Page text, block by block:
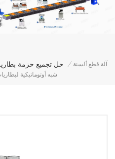
حل تجميع حزمة بطارية / آلة قطع ألسنة
شبه أوتوماتيكية